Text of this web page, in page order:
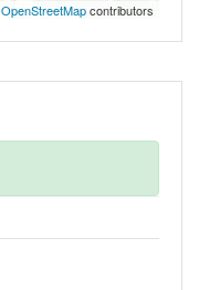
OpenStreetMapcontributors